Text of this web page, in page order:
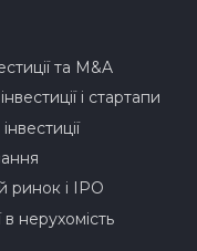
та M&A
і стартапи
ринок і IPO
в нерухомість